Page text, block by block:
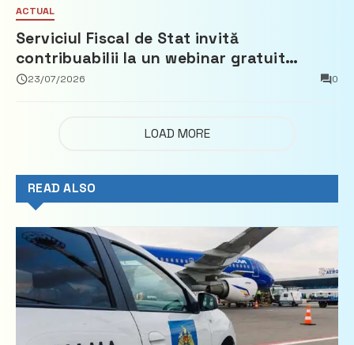
ACTUAL
Serviciul Fiscal de Stat invită
contribuabilii la un webinar gratuit
privind calculul impozitului pe bunurile
23/07/2026 0
LOAD MORE
READ ALSO